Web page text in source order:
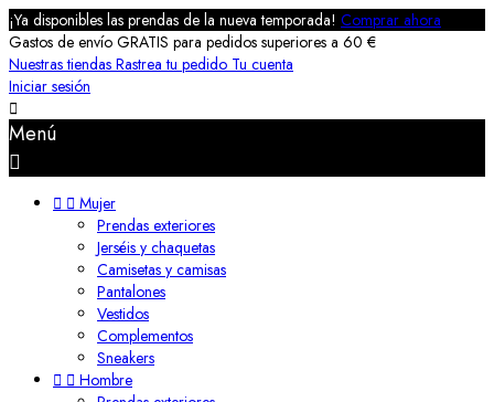
¡Ya disponibles las prendas de la nueva temporada! Comprar ahora
Gastos de envío GRATIS para pedidos superiores a 60 €
Nuestras tiendas Rastrea tu pedido Tu cuenta
Iniciar sesión

Menú

  Mujer
Prendas exteriores
Jerséis y chaquetas
Camisetas y camisas
Pantalones
Vestidos
Complementos
Sneakers
  Hombre